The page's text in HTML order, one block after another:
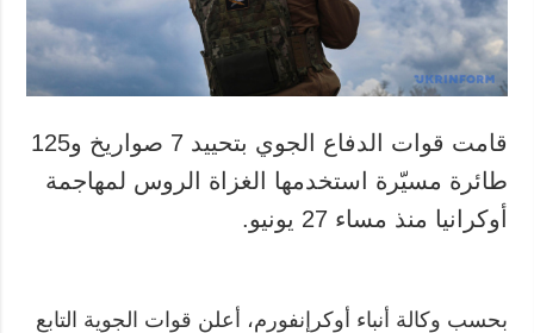
قامت قوات الدفاع الجوي بتحييد 7 صواريخ و125
طائرة مسيّرة استخدمها الغزاة الروس لمهاجمة
أوكرانيا منذ مساء 27 يونيو.
بحسب وكالة أنباء أوكرإنفورم، أعلن قوات الجوية التابع